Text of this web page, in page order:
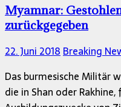
Myamnar:
zurückgegeben
22. Juni 2018Breaking
Das burmesische Militär
die in Shan oder